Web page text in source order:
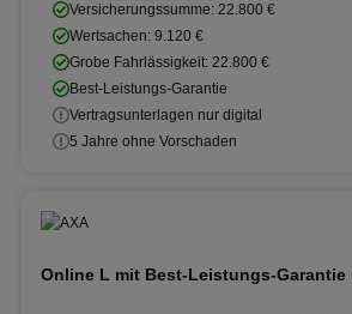
Versicherungssumme: 22.800 €
Wertsachen: 9.120 €
Grobe Fahrlässigkeit: 22.800 €
Best-Leistungs-Garantie
Vertragsunterlagen nur digital
5 Jahre ohne Vorschaden
Online L mit Best-Leistungs-